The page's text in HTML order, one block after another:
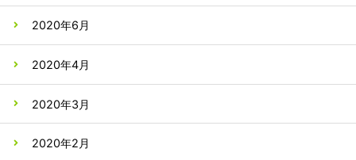
2020年6月
2020年4月
2020年3月
2020年2月